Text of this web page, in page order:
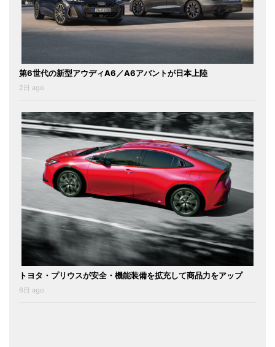
第6世代の新型アウディA6／A6アバントが日本上陸
2日 ago
トヨタ・プリウスが安全・機能装備を拡充して商品力をアップ
6日 ago